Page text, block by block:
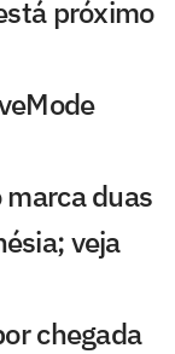
próximo
duas
veja
chegada